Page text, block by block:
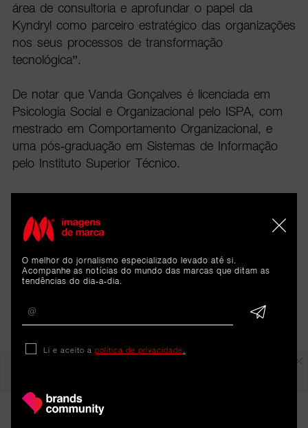
área de consultoria e aprofundar o papel da
Kyndryl como parceiro estratégico das organizações
nos seus processos de transformação
tecnológica”.
De notar que Vanda Gonçalves é licenciada em
Psicologia Social e Organizacional pelo ISPA, com
mestrado em Comportamento Organizacional, e
uma pós-graduação em Sistemas de Informação
pelo Instituto Superior Técnico.
Em destaque
O melhor do jornalismo especializado levado até si.
Acompanhe as notícias do mundo das marcas que ditam as
tendências do dia-a-dia.
Li e aceito a política de privacidade